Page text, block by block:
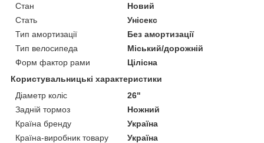
Стан
Новий
Стать
Унісекс
Тип амортизації
Без амортизації
Тип велосипеда
Міський/дорожній
Форм фактор рами
Цілісна
Користувальницькі характеристики
Діаметр коліс
26"
Задній тормоз
Ножний
Країна бренду
Україна
Країна-виробник товару
Україна